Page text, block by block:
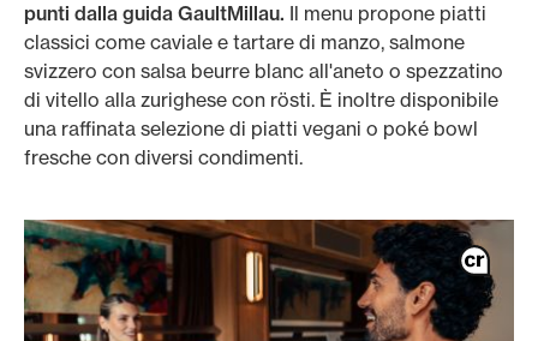
punti dalla guida GaultMillau. Il menu propone piatti
classici come caviale e tartare di manzo, salmone
svizzero con salsa beurre blanc all'aneto o spezzatino
di vitello alla zurighese con rösti. È inoltre disponibile
una raffinata selezione di piatti vegani o poké bowl
fresche con diversi condimenti.